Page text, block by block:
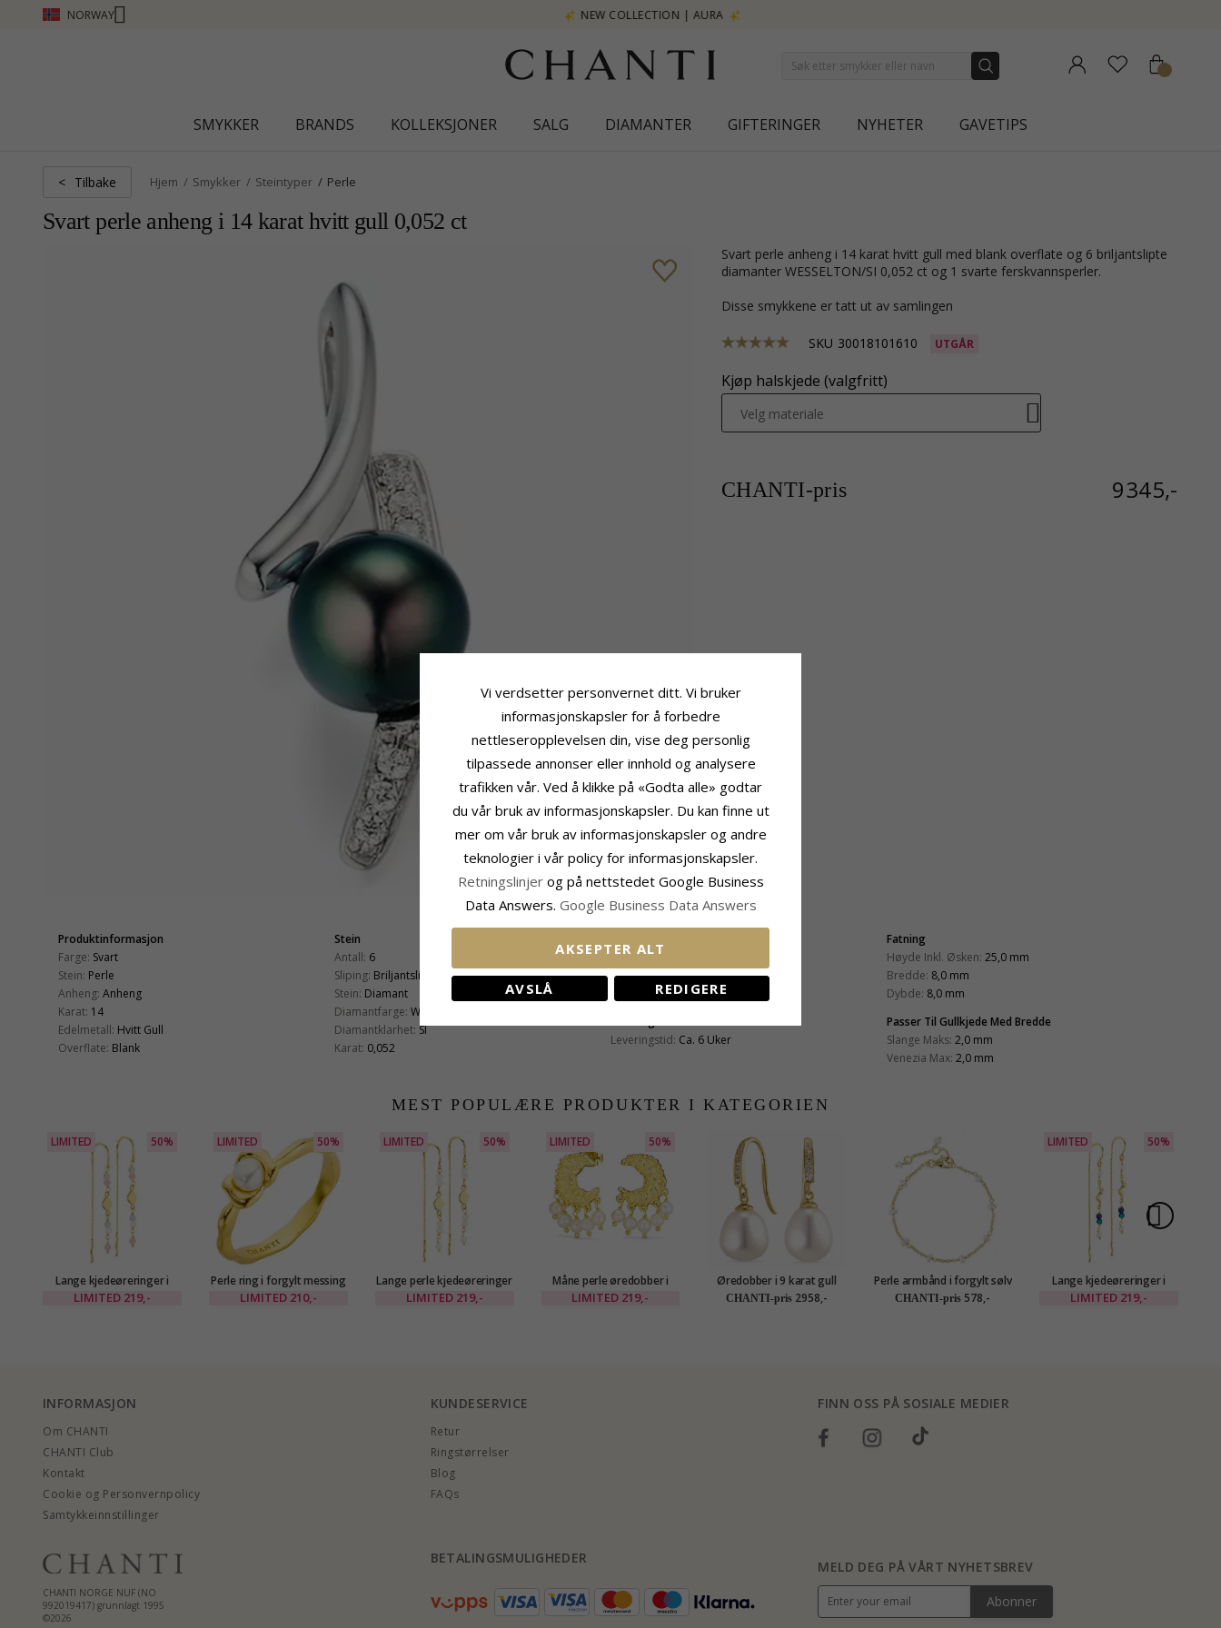
NORWAY NEW COLLECTION | AURA
SMYKKER BRANDS KOLLEKSJONER SALG DIAMANTER GIFTERINGER NYHETER GAVETIPS
< Tilbake Hjem Smykker Steintyper Perle
Svart perle anheng i 14 karat hvitt gull 0,052 ct
svart perle anheng i 14 karat hvitt gull med blank overflate og 6 briljantslipte
diamanter WESSELTON/SI 0,052 ct og 1 svarte ferskvannsperler.
Disse smykkene er tatt ut av samlingen
SKU 30018101610 UTGÅR
Kjøp halskjede (valgfritt)
Velg materiale
CHANTI-pris 9345,-
Produktinformasjon
Farge: Svart
Stein: Perle
Anheng: Anheng
Karat: 14
Edelmetall: Hvitt Gull
Overflate: Blank
Stein
Antall: 6
Sliping: Briljantslipt
Stein: Diamant
Diamantfarge: Wesselton
Diamantklarhet: SI
Karat: 0,052
Antall:1
Farge:Svart
Perletype: Ferskvannsperle
Fatning
Høyde Inkl. Øsken: 25,0 mm
Bredde: 8,0 mm
Dybde: 8,0 mm
Leveringstid: Ca. 6 Uker
Passer Til Gullkjede Med Bredde
Slange Maks: 2,0 mm
Venezia Max: 2,0 mm
MEST POPULÆRE PRODUKTER I KATEGORIEN
LIMITED 50%
Lange kjedeøreringer i
forgylt messing - Eliné
LIMITED 219,-
LIMITED 50%
Perle ring i forgylt messing
- Eliné
LIMITED 210,-
LIMITED 50%
Lange perle kjedeøreringer
i forgylt messing - Eliné
LIMITED 219,-
LIMITED 50%
Måne perle øredobber i
forgylt messing - Eliné
LIMITED 219,-
Øredobber i 9 karat gull
med zirkon - Gold
Collection
CHANTI-pris 2958,-
Perle armbånd i forgylt sølv
CHANTI-pris 578,-
LIMITED 50%
Lange kjedeøreringer i
forgylt messing - Eliné
LIMITED 219,-
INFORMASJON
Om CHANTI
CHANTI Club
Kontakt
Cookie og Personvernpolicy
Samtykkeinnstillinger
KUNDESERVICE
Retur
Ringstørrelser
Blog
FAQs
FINN OSS PÅ SOSIALE MEDIER
CHANTI NORGE NUF (NO
992019417) grunnlagt 1995
©2026
BETALINGSMULIGHEDER
MELD DEG PÅ VÅRT NYHETSBREV
Abonner
Vi verdsetter personvernet ditt. Vi bruker
informasjonskapsler for å forbedre
nettleseropplevelsen din, vise deg personlig
tilpassede annonser eller innhold og analysere
trafikken vår. Ved å klikke på «Godta alle» godtar
du vår bruk av informasjonskapsler. Du kan finne ut
mer om vår bruk av informasjonskapsler og andre
teknologier i vår policy for informasjonskapsler.
Retningslinjer og på nettstedet Google Business
Data Answers. Google Business Data Answers
AKSEPTER ALT
AVSLÅ REDIGERE